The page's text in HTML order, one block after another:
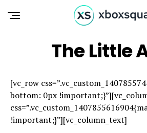
The Little
[vc_row
bottom: 0px
!important;}”][vc_column_text]